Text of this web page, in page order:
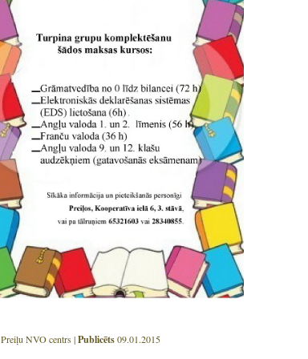
Preiļu NVO centrs |Publicēts09.01.2015